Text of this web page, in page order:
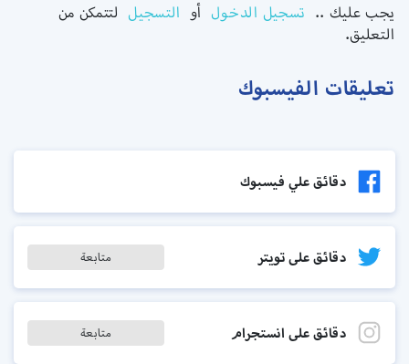
يجب عليك .. تسجيل الدخول أو التسجيل لتتمكن من
التعليق.
تعليقات الفيسبوك
دقائق علي فيسبوك
دقائق على تويتر متابعة
دقائق على انستجرام متابعة